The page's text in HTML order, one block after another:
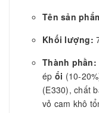
Tên sản
Khối lượng:
Thành phần:
ép ổi (10-
(E330), chất
vỏ cam khô